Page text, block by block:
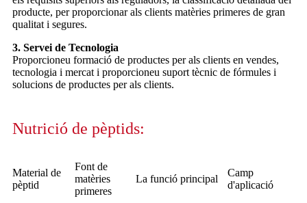
producte, per proporcionar als clients matèries primeres de gran
qualitat i segures.
3. Servei de Tecnologia
Proporcioneu formació de productes per als clients en vendes,
tecnologia i mercat i proporcioneu suport tècnic de fórmules i
solucions de productes per als clients.
Nutrició de pèptids:
Material de
pèptid
Font de
matèries
primeres
La funció principal
Camp
d'aplicació